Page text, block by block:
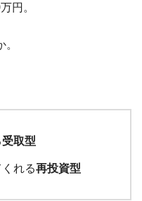
円。
受取型
れる再投資型